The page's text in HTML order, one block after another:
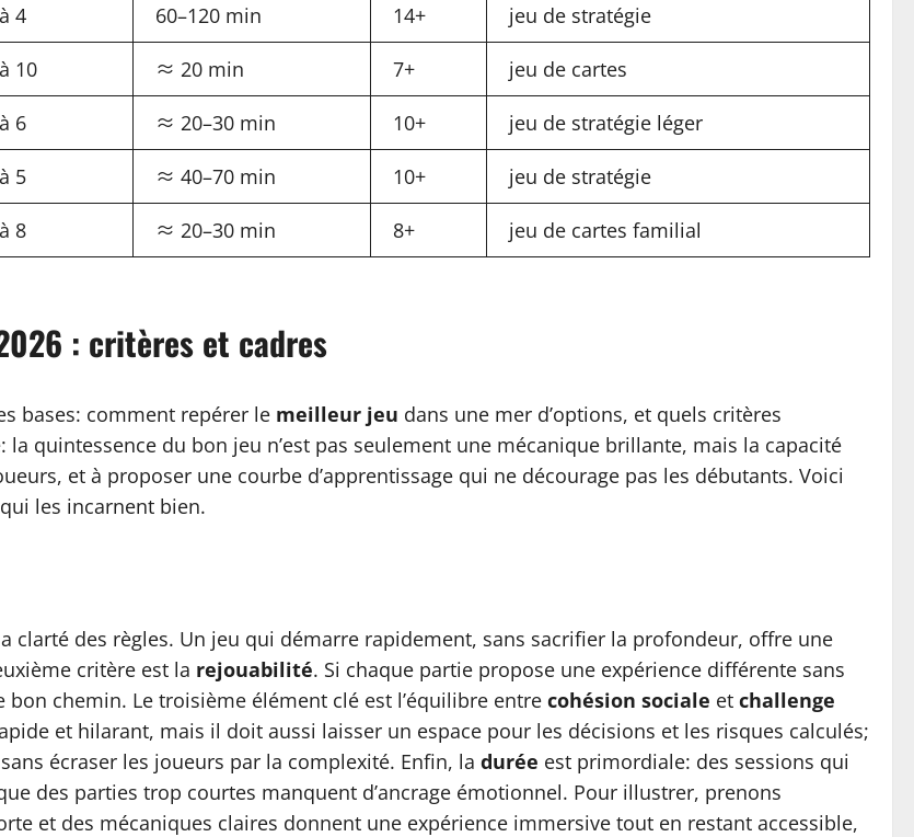
4 60–120 min 14+ jeu de stratégie
10 ≈ 20 min 7+ jeu de cartes
6 ≈ 20–30 min 10+ jeu de stratégie léger
5 ≈ 40–70 min 10+ jeu de stratégie
8 ≈ 20–30 min 8+ jeu de cartes familial
: critères et cadres
bases: comment repérer le meilleur jeu dans une mer d’options, et quels critères
quintessence du bon jeu n’est pas seulement une mécanique brillante, mais la capacité
et à proposer une courbe d’apprentissage qui ne décourage pas les débutants. Voici
les incarnent bien.
clarté des règles. Un jeu qui démarre rapidement, sans sacrifier la profondeur, offre une
critère est la rejouabilité. Si chaque partie propose une expérience différente sans
chemin. Le troisième élément clé est l’équilibre entre cohésion sociale et challenge
et hilarant, mais il doit aussi laisser un espace pour les décisions et les risques calculés;
écraser les joueurs par la complexité. Enfin, la durée est primordiale: des sessions qui
des parties trop courtes manquent d’ancrage émotionnel. Pour illustrer, prenons
et des mécaniques claires donnent une expérience immersive tout en restant accessible,